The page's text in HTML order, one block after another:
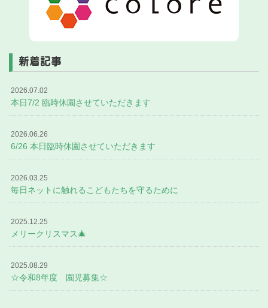
新着記事
2026.07.02
本日7/2 臨時休園させていただきます
2026.06.26
6/26 本日臨時休園させていただきます
2026.03.25
毎日ネットに触れるこどもたちを守るために
2025.12.25
メリークリスマス🎄
2025.08.29
☆令和8年度 園児募集☆